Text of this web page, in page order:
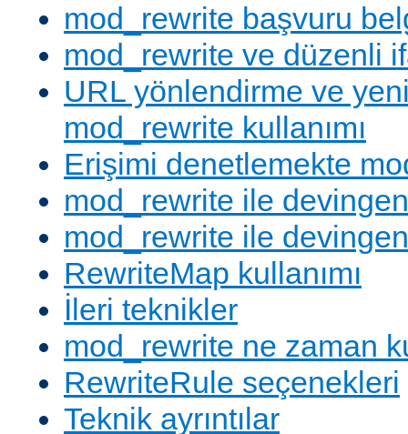
mod_rewrite başvuru
mod_rewrite ve düzenli
URL yönlendirme ve
mod_rewrite kullanımı
Erişimi denetlemekte
mod_rewrite ile
mod_rewrite ile
RewriteMap kullanımı
İleri teknikler
mod_rewrite ne zaman
RewriteRule seçenekleri
Teknik ayrıntılar